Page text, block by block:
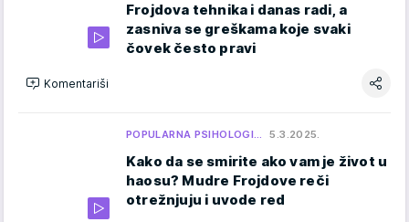
Frojdova tehnika i danas radi, a
zasniva se greškama koje svaki
čovek često pravi
Komentariši
POPULARNA PSIHOLOGI… 5.3.2025.
Kako da se smirite ako vam je život u
haosu? Mudre Frojdove reči
otrežnjuju i uvode red